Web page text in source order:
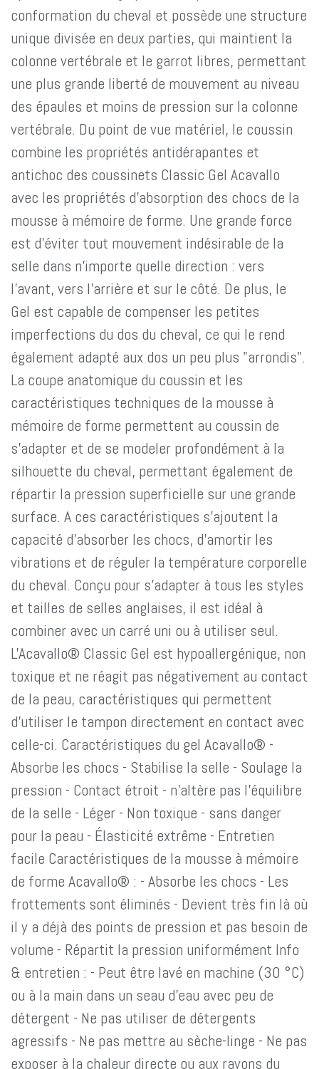
conformation du cheval et possède une structure
unique divisée en deux parties, qui maintient la
colonne vertébrale et le garrot libres, permettant
une plus grande liberté de mouvement au niveau
des épaules et moins de pression sur la colonne
vertébrale. Du point de vue matériel, le coussin
combine les propriétés antidérapantes et
antichoc des coussinets Classic Gel Acavallo
avec les propriétés d'absorption des chocs de la
mousse à mémoire de forme. Une grande force
est d’éviter tout mouvement indésirable de la
selle dans n’importe quelle direction : vers
l’avant, vers l’arrière et sur le côté. De plus, le
Gel est capable de compenser les petites
imperfections du dos du cheval, ce qui le rend
également adapté aux dos un peu plus "arrondis".
La coupe anatomique du coussin et les
caractéristiques techniques de la mousse à
mémoire de forme permettent au coussin de
s'adapter et de se modeler profondément à la
silhouette du cheval, permettant également de
répartir la pression superficielle sur une grande
surface. A ces caractéristiques s'ajoutent la
capacité d'absorber les chocs, d'amortir les
vibrations et de réguler la température corporelle
du cheval. Conçu pour s'adapter à tous les styles
et tailles de selles anglaises, il est idéal à
combiner avec un carré uni ou à utiliser seul.
L'Acavallo® Classic Gel est hypoallergénique, non
toxique et ne réagit pas négativement au contact
de la peau, caractéristiques qui permettent
d'utiliser le tampon directement en contact avec
celle-ci. Caractéristiques du gel Acavallo® -
Absorbe les chocs - Stabilise la selle - Soulage la
pression - Contact étroit - n'altère pas l'équilibre
de la selle - Léger - Non toxique - sans danger
pour la peau - Élasticité extrême - Entretien
facile Caractéristiques de la mousse à mémoire
de forme Acavallo® : - Absorbe les chocs - Les
frottements sont éliminés - Devient très fin là où
il y a déjà des points de pression et pas besoin de
volume - Répartit la pression uniformément Info
& entretien : - Peut être lavé en machine (30 °C)
ou à la main dans un seau d'eau avec peu de
détergent - Ne pas utiliser de détergents
agressifs - Ne pas mettre au sèche-linge - Ne pas
exposer à la chaleur directe ou aux rayons du